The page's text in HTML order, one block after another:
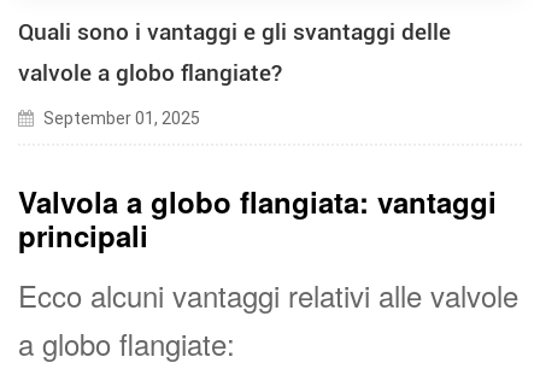
Quali sono i vantaggi e gli svantaggi delle
valvole a globo flangiate?
September 01, 2025
Valvola a globo flangiata: vantaggi
principali
Ecco alcuni vantaggi relativi alle valvole
a globo flangiate: